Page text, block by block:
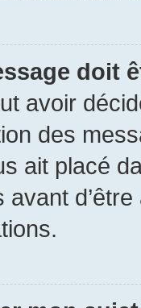
doit
avoir
des
ait placé